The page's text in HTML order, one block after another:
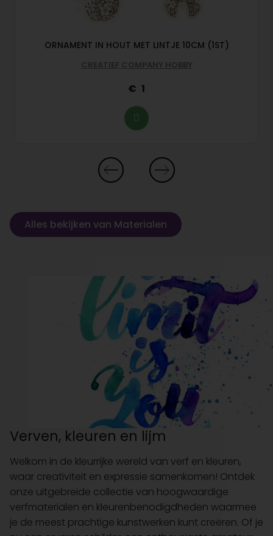
ORNAMENT IN HOUT MET LINTJE 10CM (1ST)
CREATIEF COMPANY HOBBY
1
Alles bekijken van Materialen
Verven, kleuren en lijm
Welkom in de kleurrijke wereld van verf en kleuren,
waar creativiteit en expressie samenkomen! Ontdek
onze uitgebreide collectie van hoogwaardige
verfmaterialen en kleurenbenodigdheden waarmee
je de meest prachtige kunstwerken kunt creëren. Of je